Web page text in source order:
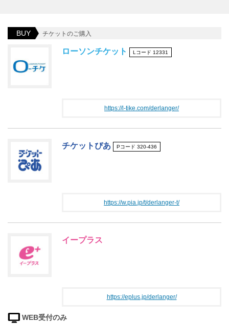
BUY チケットのご購入
ローソンチケット Lコード 12331
https://l-tike.com/derlanger/
チケットぴあ Pコード 320-436
https://w.pia.jp/t/derlanger-t/
イープラス
https://eplus.jp/derlanger/
WEB受付のみ